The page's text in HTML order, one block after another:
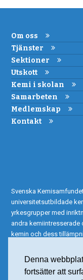
Denna
fortsätter att
Om oss
Tjänster
Sektioner
Utskott
Kemi i skolan
Samarbeten
Medlemskap
Kontakt
Svenska
universitetsutbildade
yrkesgrupper med
andra kemiintresserade
kemin och dess